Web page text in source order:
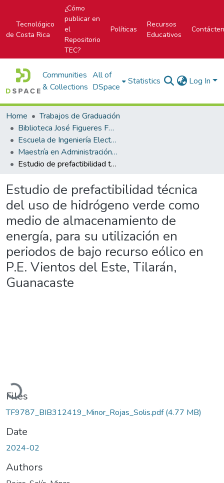
Tecnológico
de Costa Rica
¿Cómo
publicar en
el
Repositorio
TEC?
Políticas
Recursos
Educativos
Communities
& Collections
All of
DSpace
Statistics Log In
Home
Trabajos de Graduación
Biblioteca José Figueres Ferrer
Escuela de Ingeniería Electromecánica
Maestría en Administración de la Ingeniería Electromecánica
Estudio de prefactibilidad técnica del uso de hidrógeno verde como medio de almacenamiento de energía, para su utilización en periodos de bajo recurso eólico en P.E. Vientos del Este, Tilarán, Guanacaste
Estudio de prefactibilidad técnica
del uso de hidrógeno verde como
medio de almacenamiento de
energía, para su utilización en
periodos de bajo recurso eólico en
P.E. Vientos del Este, Tilarán,
Guanacaste
Loading...
Files
TF9787_BIB312419_Minor_Rojas_Solis.pdf(4.77 MB)
Date
2024-02
Authors